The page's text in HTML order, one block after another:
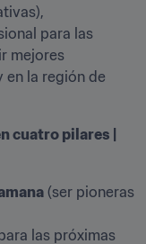
para las
mejores
en la región de
cuatro pilares |
(ser pioneras
las próximas